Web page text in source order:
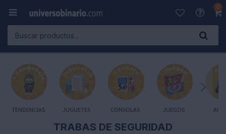
0

TENDENCIAS JUGUETES CONSOLAS JUEGOS
TRABAS DE SEGURIDAD